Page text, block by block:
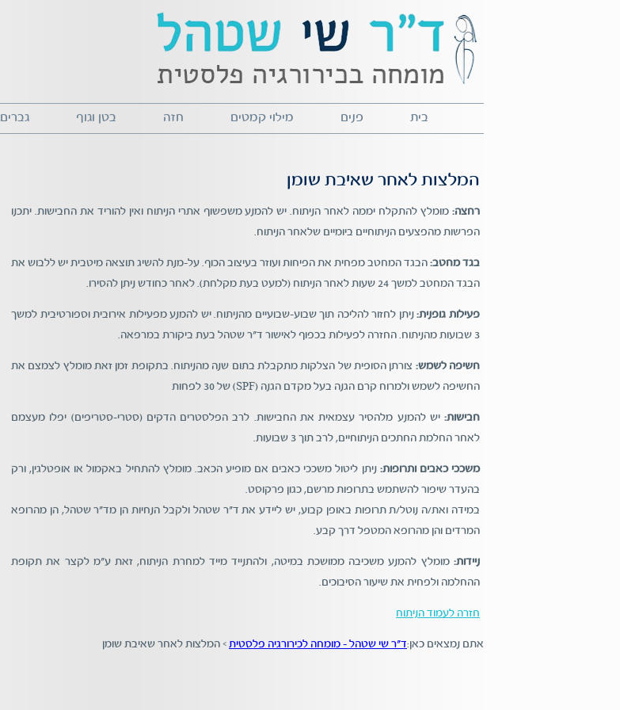
בית פנים מילוי קמטים חזה בטן וגוף גברים
המלצות לאחר שאיבת שומן
רחצה: מומלץ להתקלח יממה לאחר הניתוח. יש להמנע משפשוף אתרי הניתוח ואין להוריד את החבישות. יתכנו
הפרשות מהפצעים הניתוחיים ביומיים שלאחר הניתוח.
בגד מחטב: הבגד המחטב מפחית את הפיחות ועוזר בעיצוב הכוף. על-מנת להשיג תוצאה מיטבית יש ללבוש את
הבגד המחטב למשך 24 שעות לאחר הניתוח (למעט בעת מקלחת). לאחר כחודש ניתן להסירו.
פעילות גופנית:ניתן לחזור להליכה תוך שבוע-שבועיים מהניתוח. יש להמנע מפעילות אירובית וספורטיבית למשך
3 שבועות מהניתוח. החזרה לפעילות בכפוף לאישור ד"ר שטהל בעת ביקורת במרפאה.
חשיפה לשמש: צורתן הסופית של הצלקות מתקבלת בתום שנה מהניתוח. בתקופת זמן זאת מומלץ לצמצם את
החשיפה לשמש ולמרוח קרם הגנה בעל מקדם הגנה (SPF) של 30 לפחות
חבישות: יש להמנע מלהסיר עצמאית את החבישות. לרב הפלסטרים הדקים (סטרי-סטריפים) יפלו מעצמם
לאחר החלמת החתכים הניתוחיים, לרב תוך 3 שבועות.
משככי כאבים ותרופות: ניתן ליטול משככי כאבים אם מופיע הכאב. מומלץ להתחיל באקמול או אופטלגין, ורק
בהעדר שיפור להשתמש בתרופות מרשם, כגון פרקוסט.
במידה ואת/ה נוטל/ת תרופות באופן קבוע, יש ליידע את ד"ר שטהל ולקבל הנחיות הן מד"ר שטהל, הן מהרופא
המרדים והן מהרופא המטפל דרך קבע.
ניידות: מומלץ להמנע משכיבה ממושכת במיטה, ולהתנייד מייד למחרת הניתוח, זאת ע"מ לקצר את תקופת
ההחלמה ולפחית את שיעור הסיבוכים.
חזרה לעמוד הניתוח
אתם נמצאים כאן:ד"ר שי שטהל - מומחה לכירורגיה פלסטית > המלצות לאחר שאיבת שומן